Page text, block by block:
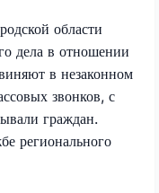
области
дела в отношении
в незаконном
звонков, с
граждан.
регионального